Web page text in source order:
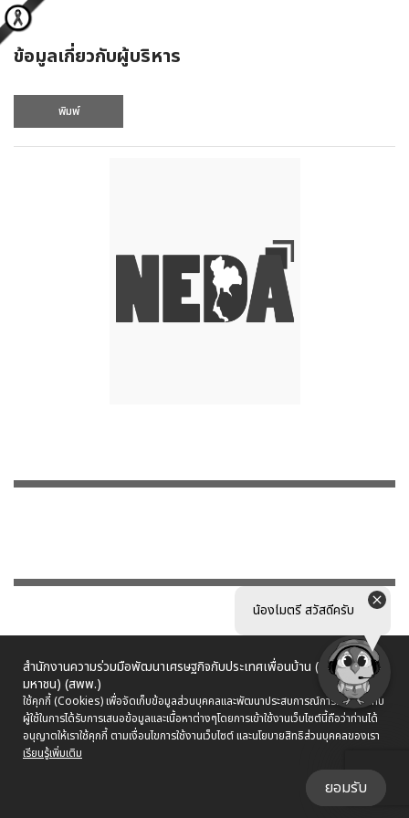
น้องไมตรี สวัสดีครับ
ข้อมูลเกี่ยวกับผู้บริหาร
พิมพ์
สำนักงานความร่วมมือพัฒนาเศรษฐกิจกับประเทศเพื่อนบ้าน (องค์การ
มหาชน) (สพพ.)
ใช้คุกกี้ (Cookies) เพื่อจัดเก็บข้อมูลส่วนบุคคลและพัฒนาประสบการณ์การใช้งานให้กับ
ผู้ใช้ในการได้รับการเสนอข้อมูลและเนื้อหาต่างๆโดยการเข้าใช้งานเว็บไซต์นี้ถือว่าท่านได้
อนุญาตให้เราใช้คุกกี้ ตามเงื่อนไขการใช้งานเว็บไซต์ และนโยบายสิทธิส่วนบุคคลของเรา
เรียนรู้เพิ่มเติม
ยอมรับ